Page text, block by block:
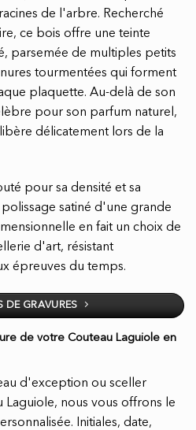
de l'arbre. Recherché
ce bois offre une teinte
parsemée de multiples petits
tourmentées qui forment
plaquette. Au-delà de son
pour son parfum naturel,
délicatement lors de la
pour sa densité et sa
satiné d'une grande
en fait un choix de
d'art, résistant
épreuves du temps.
DE GRAVURES
de votre Couteau Laguiole en
d'exception ou sceller
Laguiole, nous vous offrons le
Initiales, date,